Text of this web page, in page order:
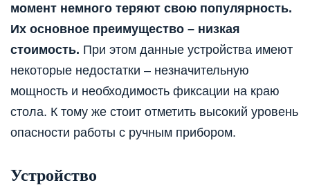
момент немного теряют свою популярность.
Их основное преимущество – низкая
стоимость. При этом данные устройства имеют
некоторые недостатки – незначительную
мощность и необходимость фиксации на краю
стола. К тому же стоит отметить высокий уровень
опасности работы с ручным прибором.
Устройство